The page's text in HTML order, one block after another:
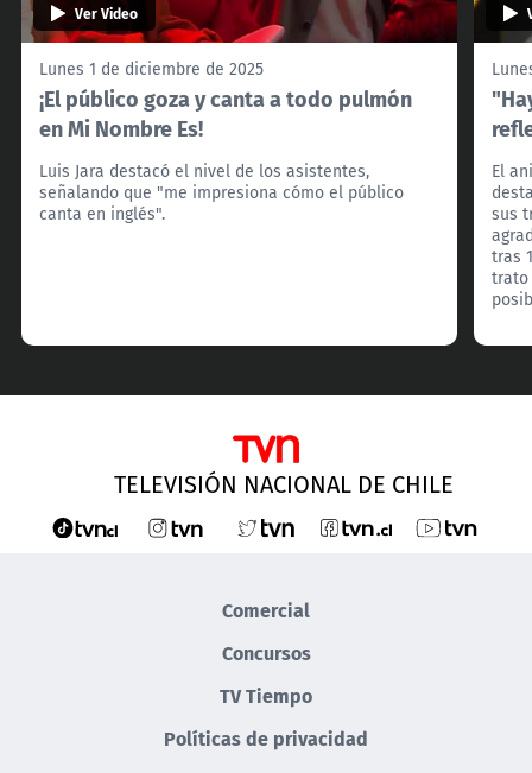
Ver Video
Lunes 1 de diciembre de 2025
¡El público goza y canta a todo pulmón
en Mi Nombre Es!
Luis Jara destacó el nivel de los asistentes,
señalando que "me impresiona cómo el público
canta en inglés".
El
sus
tras
trato
TELEVISIÓN NACIONAL DE CHILE
Comercial
Concursos
TV Tiempo
Políticas de privacidad